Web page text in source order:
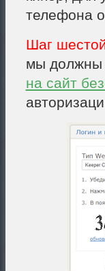
телефона
Шаг
мы должны
на сайт